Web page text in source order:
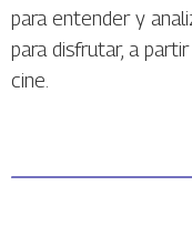
para entender y
para disfrutar, a
cine.